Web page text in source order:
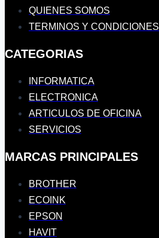
QUIENES SOMOS
TERMINOS Y CONDICIONES
CATEGORIAS
INFORMATICA
ELECTRONICA
ARTICULOS DE OFICINA
SERVICIOS
MARCAS PRINCIPALES
BROTHER
ECOINK
EPSON
HAVIT